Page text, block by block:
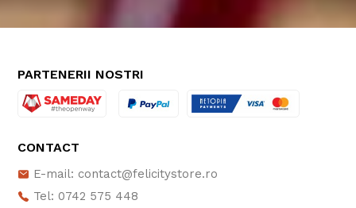
PARTENERII NOSTRI
CONTACT
E-mail: contact@felicitystore.ro
Tel: 0742 575 448